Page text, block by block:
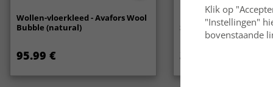
Wollen-vloerkleed - Avafors Wool
Bubble (natural)
95.99 €
Ronde vloerkleden -
Super Soft Fur (beige)
34.99 €
Klik op
"Instellingen"
bovenstaande